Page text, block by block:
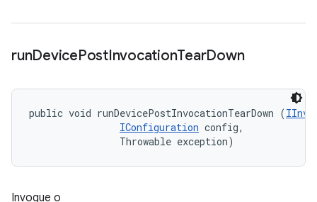
runDevicePostInvocationTearDown
public void runDevicePostInvocationTearDown (
IConfiguration config,
                Throwable exception)
Invoque o